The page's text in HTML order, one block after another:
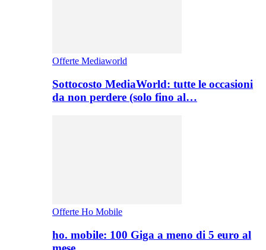
Offerte Mediaworld
Sottocosto MediaWorld: tutte le occasioni
da non perdere (solo fino al…
Offerte Ho Mobile
ho. mobile: 100 Giga a meno di 5 euro al